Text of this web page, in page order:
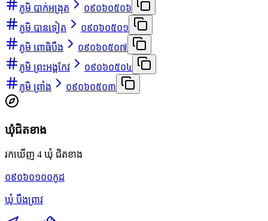
ភូមិ បាក់អង្រុត
០៩០៦០៥០៦
ភូមិ បានទៀត
០៩០៦០៥០១
ភូមិ ពោធិបឹង
០៩០៦០៥០៧
ភូមិ ព្រះអង្គកែវ
០៩០៦០៥០៤
ភូមិ ព្រាំង
០៩០៦០៥០៣
ឃុំជិតខាង
រកឃើញ 4 ឃុំ ជិតខាង
០៩០៦០១០០កូដ
ឃុំ បឹងព្រាវ